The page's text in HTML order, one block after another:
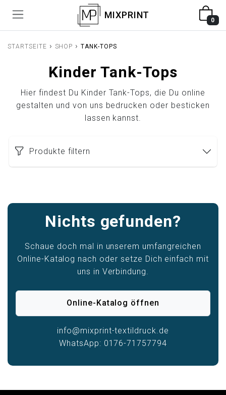
MIXPRINT
0
STARTSEITE › SHOP ›TANK-TOPS
Kinder Tank-Tops
Hier findest Du Kinder Tank-Tops, die Du online
gestalten und von uns bedrucken oder besticken
lassen kannst.
Produkte filtern
Nichts gefunden?
Schaue doch mal in unserem umfangreichen
Online-Katalog nach oder setze Dich einfach mit
uns in Verbindung.
Online-Katalog öffnen
info@mixprint-textildruck.de
WhatsApp: 0176-71757794